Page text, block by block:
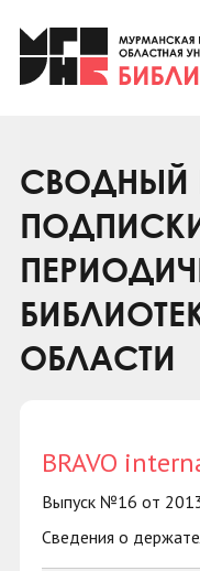
Клуб «Гиря
Клуб
Коллегам
Контакты
СВОДНЫЙ
ОБЛАСТИ
BRAVO
Выпуск №16 от
Сведения о